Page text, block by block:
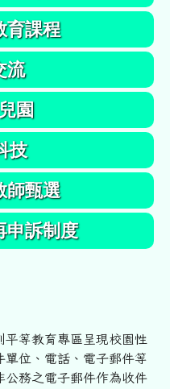
育課程
流
園
技
師甄選
申訴制度
平等教育專區呈現校園性
單位、電話、電子郵件等
公務之電子郵件作為收件